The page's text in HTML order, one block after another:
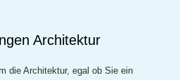
Architektur
die Architektur, egal ob Sie ein